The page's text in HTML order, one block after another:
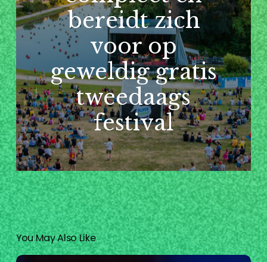
bereidt zich
voor op
geweldig gratis
tweedaags
festival
You May Also Like